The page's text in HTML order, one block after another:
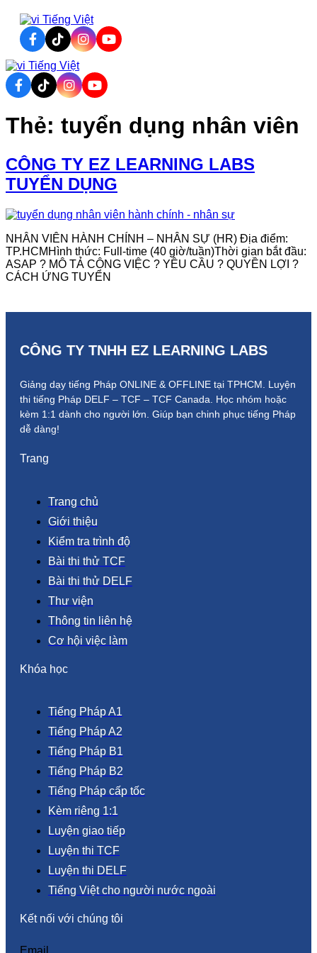
Tiếng Việt
Tiếng Việt
Thẻ: tuyển dụng nhân viên
CÔNG TY EZ LEARNING LABS
TUYỂN DỤNG
NHÂN VIÊN HÀNH CHÍNH – NHÂN SỰ (HR) Địa điểm:
TP.HCMHình thức: Full-time (40 giờ/tuần)Thời gian bắt đầu:
ASAP ? MÔ TẢ CÔNG VIỆC ? YÊU CẦU ? QUYỀN LỢI ?
CÁCH ỨNG TUYỂN
CÔNG TY TNHH EZ LEARNING LABS
Giảng dạy tiếng Pháp ONLINE & OFFLINE tại TPHCM. Luyện
thi tiếng Pháp DELF – TCF – TCF Canada. Học nhóm hoặc
kèm 1:1 dành cho người lớn. Giúp bạn chinh phục tiếng Pháp
dễ dàng!
Trang
Trang chủ
Giới thiệu
Kiểm tra trình độ
Bài thi thử TCF
Bài thi thử DELF
Thư viện
Thông tin liên hệ
Cơ hội việc làm
Khóa học
Tiếng Pháp A1
Tiếng Pháp A2
Tiếng Pháp B1
Tiếng Pháp B2
Tiếng Pháp cấp tốc
Kèm riêng 1:1
Luyện giao tiếp
Luyện thi TCF
Luyện thi DELF
Tiếng Việt cho người nước ngoài
Kết nối với chúng tôi
Email